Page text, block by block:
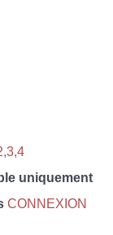
uniquement
CONNEXION